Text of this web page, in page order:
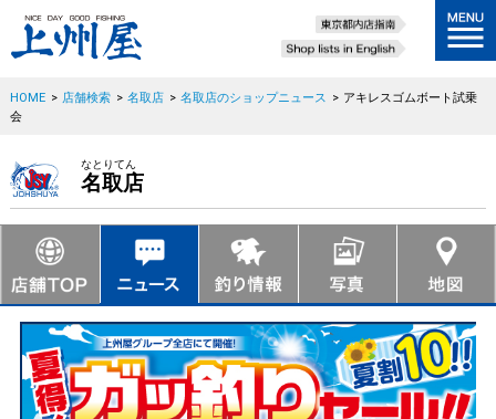
HOME > 店舗検索 > 名取店 > 名取店のショップニュース > アキレスゴムボート試乗
会
なとりてん
名取店